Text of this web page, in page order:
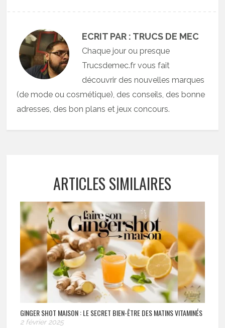
ECRIT PAR : TRUCS DE MEC
Chaque jour ou presque
Trucsdemec.fr vous fait
découvrir des nouvelles marques
(de mode ou cosmétique), des conseils, des bonne
adresses, des bon plans et jeux concours.
ARTICLES SIMILAIRES
GINGER SHOT MAISON : LE SECRET BIEN-ÊTRE DES MATINS VITAMINÉS
2 février 2025